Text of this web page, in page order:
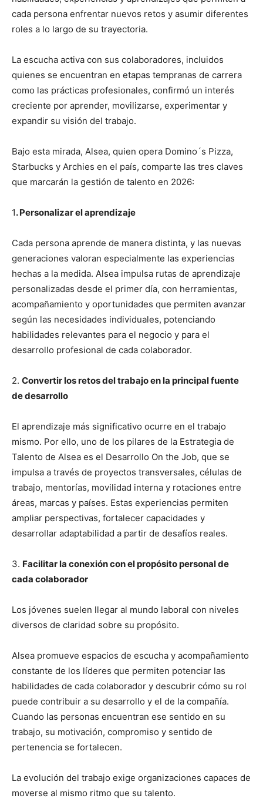
cada persona enfrentar nuevos retos y asumir diferentes
roles a lo largo de su trayectoria.
La escucha activa con sus colaboradores, incluidos
quienes se encuentran en etapas tempranas de carrera
como las prácticas profesionales, confirmó un interés
creciente por aprender, movilizarse, experimentar y
expandir su visión del trabajo.
Bajo esta mirada, Alsea, quien opera Domino´s Pizza,
Starbucks y Archies en el país, comparte las tres claves
que marcarán la gestión de talento en 2026:
1. Personalizar el aprendizaje
Cada persona aprende de manera distinta, y las nuevas
generaciones valoran especialmente las experiencias
hechas a la medida. Alsea impulsa rutas de aprendizaje
personalizadas desde el primer día, con herramientas,
acompañamiento y oportunidades que permiten avanzar
según las necesidades individuales, potenciando
habilidades relevantes para el negocio y para el
desarrollo profesional de cada colaborador.
2. Convertir los retos del trabajo en la principal fuente
de desarrollo
El aprendizaje más significativo ocurre en el trabajo
mismo. Por ello, uno de los pilares de la Estrategia de
Talento de Alsea es el Desarrollo On the Job, que se
impulsa a través de proyectos transversales, células de
trabajo, mentorías, movilidad interna y rotaciones entre
áreas, marcas y países. Estas experiencias permiten
ampliar perspectivas, fortalecer capacidades y
desarrollar adaptabilidad a partir de desafíos reales.
3. Facilitar la conexión con el propósito personal de
cada colaborador
Los jóvenes suelen llegar al mundo laboral con niveles
diversos de claridad sobre su propósito.
Alsea promueve espacios de escucha y acompañamiento
constante de los líderes que permiten potenciar las
habilidades de cada colaborador y descubrir cómo su rol
puede contribuir a su desarrollo y el de la compañía.
Cuando las personas encuentran ese sentido en su
trabajo, su motivación, compromiso y sentido de
pertenencia se fortalecen.
La evolución del trabajo exige organizaciones capaces de
moverse al mismo ritmo que su talento.